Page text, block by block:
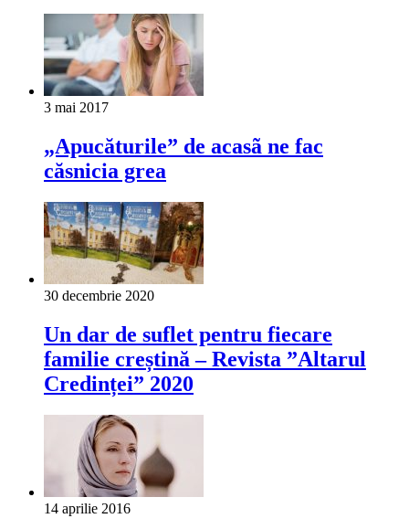
3 mai 2017
„Apucăturile” de acasã ne fac
căsnicia grea
30 decembrie 2020
Un dar de suflet pentru fiecare
familie creștină – Revista ”Altarul
Credinței” 2020
14 aprilie 2016